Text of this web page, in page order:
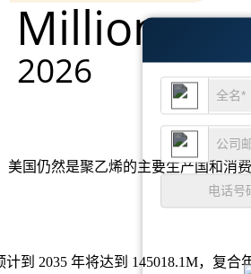
国仍然是聚乙烯的主要生产国和消
到 2035 年将达到 145018.1M，复合